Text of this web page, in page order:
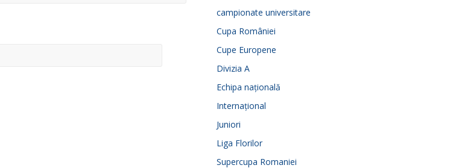
campionate universitare
Cupa României
Cupe Europene
Divizia A
Echipa națională
Internațional
Juniori
Liga Florilor
Supercupa Romaniei